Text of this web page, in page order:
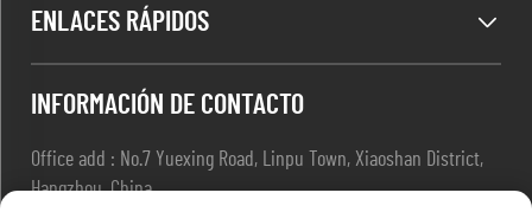
ENLACES RÁPIDOS
INFORMACIÓN DE CONTACTO
Office add : No.7 Yuexing Road, Linpu Town, Xiaoshan District,
Hangzhou, China